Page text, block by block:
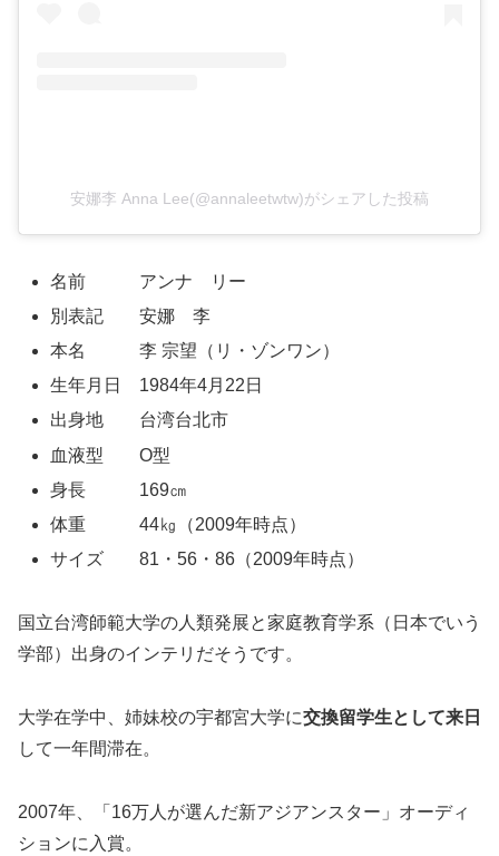
安娜李 Anna Lee(@annaleetwtw)がシェアした投稿
名前 アンナ リー
別表記 安娜 李
本名 李 宗望（リ・ゾンワン）
生年月日 1984年4月22日
出身地 台湾台北市
血液型 O型
身長 169㎝
体重 44㎏（2009年時点）
サイズ 81・56・86（2009年時点）
国立台湾師範大学の人類発展と家庭教育学系（日本でいう
学部）出身のインテリだそうです。
大学在学中、姉妹校の宇都宮大学に交換留学生として来日
して一年間滞在。
2007年、「16万人が選んだ新アジアンスター」オーディ
ションに入賞。